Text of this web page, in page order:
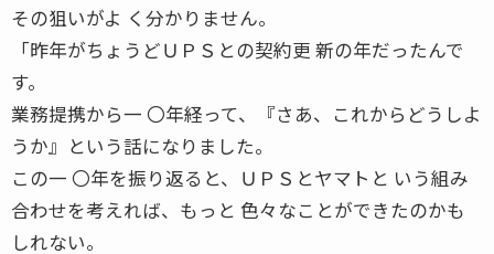
その狙いがよ く分かりません。
「昨年がちょうどＵＰＳとの契約更 新の年だったんで
す。
業務提携から一 〇年経って、『さあ、これからどうしよ
うか』という話になりました。
この一 〇年を振り返ると、ＵＰＳとヤマトと いう組み
合わせを考えれば、もっと 色々なことができたのかも
しれない。